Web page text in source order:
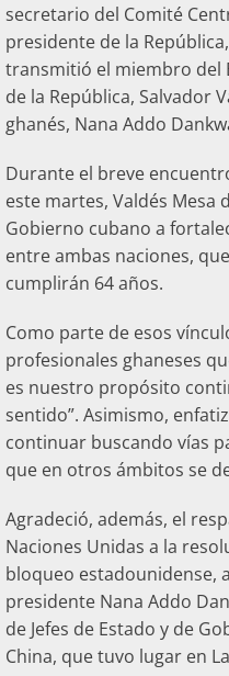
secretario del Comité
presidente de la
transmitió el miembro del
de la República, Salvador
ghanés, Nana Addo
Durante el breve
este martes, Valdés Mesa
Gobierno cubano a
entre ambas naciones,
cumplirán 64 años.
Como parte de esos
profesionales ghaneses
es nuestro propósito
sentido”. Asimismo,
continuar buscando vías
que en otros ámbitos se
Agradeció, además, el
Naciones Unidas a la
bloqueo estadounidense,
presidente Nana Addo
de Jefes de Estado y de
China, que tuvo lugar en